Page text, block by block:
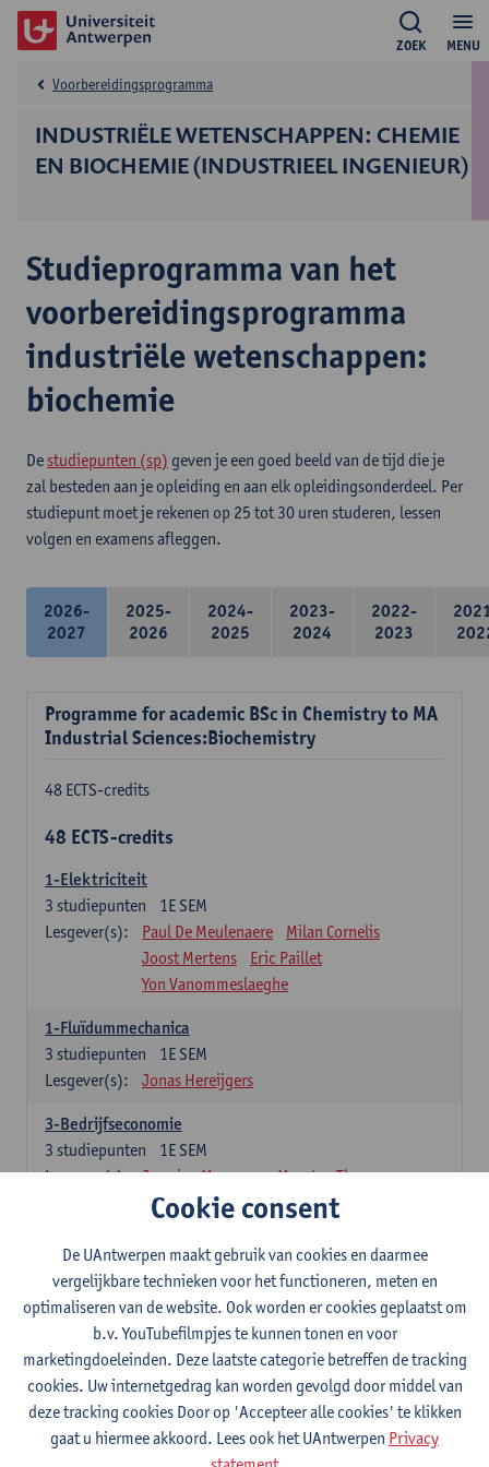
MENU
ZOEK
INDUSTRIËLE WETENSCHAPPEN: CHEMIE
EN BIOCHEMIE (INDUSTRIEEL INGENIEUR)
Voorbereidingsprogramma
Studieprogramma van het
voorbereidingsprogramma
industriële wetenschappen:
biochemie
De studiepunten (sp) geven je een goed beeld van de tijd die je
zal besteden aan je opleiding en aan elk opleidingsonderdeel. Per
studiepunt moet je rekenen op 25 tot 30 uren studeren, lessen
volgen en examens afleggen.
2026-
2027
2025-
2026
2024-
2025
2023-
2024
2022-
2023
Programme for academic BSc in Chemistry to MA
Industrial Sciences:Biochemistry
48 ECTS-credits
48 ECTS-credits
1-Elektriciteit
1E SEM
3 studiepunten
Lesgever(s):
Paul De Meulenaere
Milan Cornelis
Joost Mertens
Eric Paillet
Yon Vanommeslaeghe
1-Fluïdummechanica
1E SEM
3 studiepunten
Lesgever(s):
Jonas Hereijgers
3-Bedrijfseconomie
1E SEM
3 studiepunten
Lesgever(s):
Jasmine Meysman Maarten Thys
3-Massa- en energiebalansen
1E SEM
studiepunten
Lesgever(s):
Kevin Van Daele
3-Thermodynamica
1E SEM
studiepunten
Lesgever(s):
Ivan Verhaert
Stef Jacobs
Houssam Matbouli
Willem Vandenhove
Jitse Van Thillo
Cookie consent
De UAntwerpen maakt gebruik van cookies en daarmee
vergelijkbare technieken voor het functioneren, meten en
optimaliseren van de website. Ook worden er cookies geplaatst om
b.v. YouTubefilmpjes te kunnen tonen en voor
marketingdoeleinden. Deze laatste categorie betreffen de tracking
cookies. Uw internetgedrag kan worden gevolgd door middel van
deze tracking cookies Door op 'Accepteer alle cookies' te klikken
gaat u hiermee akkoord. Lees ook het UAntwerpen Privacy